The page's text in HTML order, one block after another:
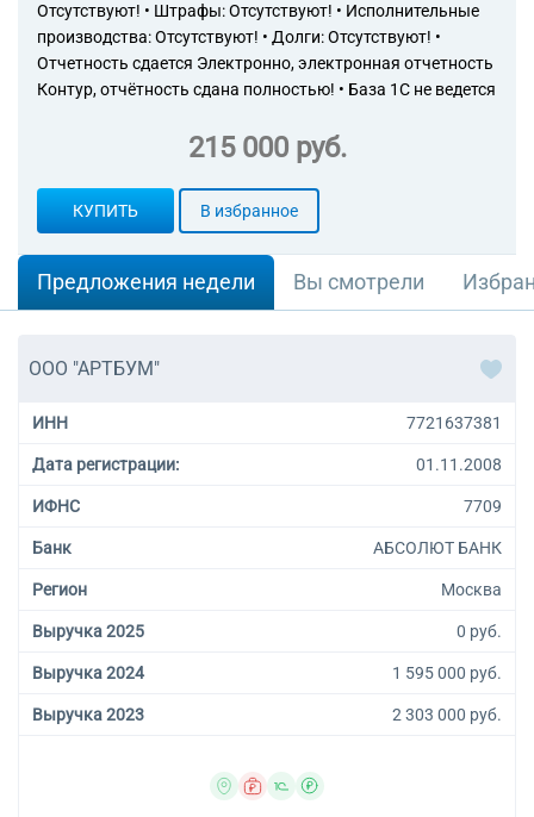
Отсутствуют! • Штрафы: Отсутствуют! • Исполнительные
производства: Отсутствуют! • Долги: Отсутствуют! •
Отчетность сдается Электронно, электронная отчетность
Контур, отчётность сдана полностью! • База 1С не ведется
215 000 руб.
КУПИТЬ В избранное
Предложения недели Вы смотрели
ООО "АРТБУМ"
ИНН 7721637381
Дата регистрации: 01.11.2008
ИФНС 7709
Банк АБСОЛЮТ БАНК
Регион Москва
Выручка 2025 0 руб.
Выручка 2024 1 595 000 руб.
Выручка 2023 2 303 000 руб.